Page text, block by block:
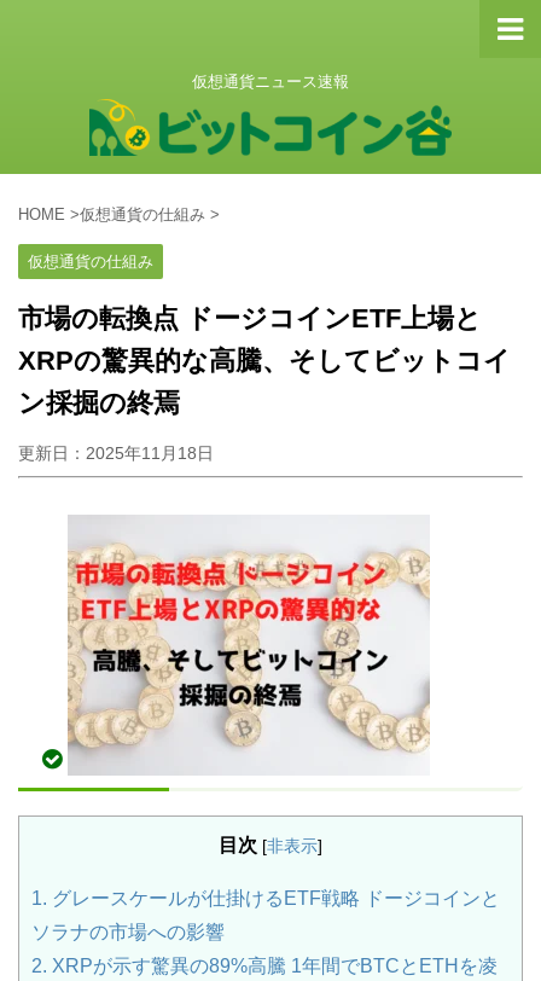
仮想通貨ニュース速報
HOME >仮想通貨の仕組み >
仮想通貨の仕組み
市場の転換点 ドージコインETF上場と
XRPの驚異的な高騰、そしてビットコイ
ン採掘の終焉
更新日： 2025年11月18日
目次 [非表示]
1. グレースケールが仕掛けるETF戦略 ドージコインと
ソラナの市場への影響
2. XRPが示す驚異の89%高騰 1年間でBTCとETHを凌